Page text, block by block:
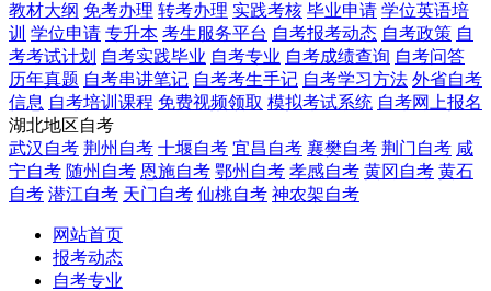
教材大纲 免考办理 转考办理 实践考核 毕业申请 学位英语培
训 学位申请 专升本 考生服务平台 自考报考动态 自考政策 自
考考试计划 自考实践毕业 自考专业 自考成绩查询 自考问答
历年真题 自考串讲笔记 自考考生手记 自考学习方法 外省自考
信息 自考培训课程 免费视频领取 模拟考试系统 自考网上报名
湖北地区自考
武汉自考 荆州自考 十堰自考 宜昌自考 襄樊自考 荆门自考 咸
宁自考 随州自考 恩施自考 鄂州自考 孝感自考 黄冈自考 黄石
自考 潜江自考 天门自考 仙桃自考 神农架自考
网站首页
报考动态
自考专业